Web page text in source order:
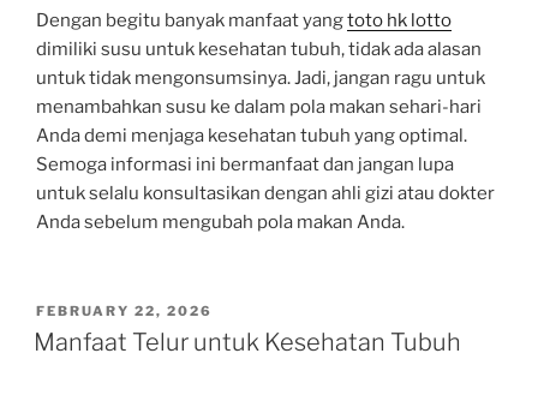
Dengan begitu banyak manfaat yangtoto hk lotto
dimiliki susu untuk kesehatan tubuh, tidak ada alasan
untuk tidak mengonsumsinya. Jadi, jangan ragu untuk
menambahkan susu ke dalam pola makan sehari-hari
Anda demi menjaga kesehatan tubuh yang optimal.
Semoga informasi ini bermanfaat dan jangan lupa
untuk selalu konsultasikan dengan ahli gizi atau dokter
Anda sebelum mengubah pola makan Anda.
POSTED
ON
FEBRUARY 22, 2026
Manfaat Telur untuk Kesehatan Tubuh